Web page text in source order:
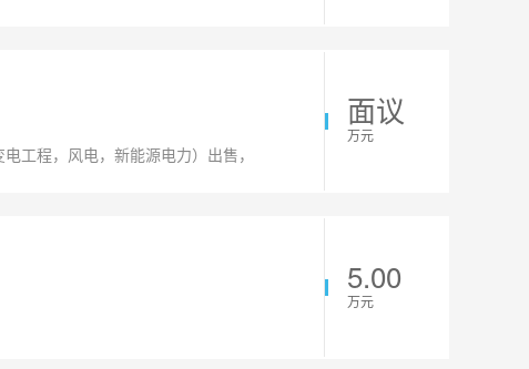
工程，风电，新能源电力）出售，
面议
万元
5.00
万元